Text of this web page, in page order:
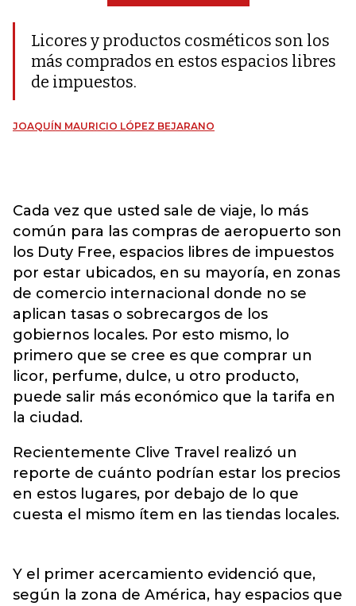
Licores y productos cosméticos son los
más comprados en estos espacios libres
de impuestos.
JOAQUÍN MAURICIO LÓPEZ BEJARANO
Cada vez que usted sale de viaje, lo más
común para las compras de aeropuerto son
los Duty Free, espacios libres de impuestos
por estar ubicados, en su mayoría, en zonas
de comercio internacional donde no se
aplican tasas o sobrecargos de los
gobiernos locales. Por esto mismo, lo
primero que se cree es que comprar un
licor, perfume, dulce, u otro producto,
puede salir más económico que la tarifa en
la ciudad.
Recientemente Clive Travel realizó un
reporte de cuánto podrían estar los precios
en estos lugares, por debajo de lo que
cuesta el mismo ítem en las tiendas locales.
Y el primer acercamiento evidenció que,
según la zona de América, hay espacios que